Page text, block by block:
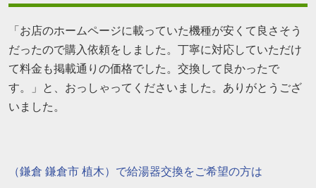
「お店のホームページに載っていた機種が安くて良さそう
だったので購入依頼をしました。丁寧に対応していただけ
て料金も掲載通りの価格でした。交換して良かったで
す。」と、おっしゃってくださいました。ありがとうござ
いました。
（鎌倉 鎌倉市 植木）で給湯器交換をご希望の方は